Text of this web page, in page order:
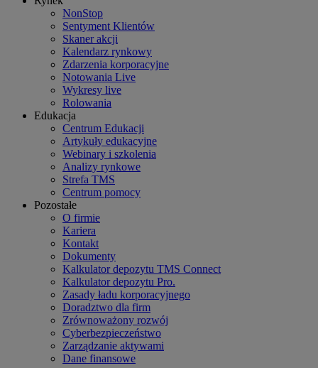
NonStop
Sentyment Klientów
Skaner akcji
Kalendarz rynkowy
Zdarzenia korporacyjne
Notowania Live
Wykresy live
Rolowania
Edukacja
Centrum Edukacji
Artykuły edukacyjne
Webinary i szkolenia
Analizy rynkowe
Strefa TMS
Centrum pomocy
Pozostałe
O firmie
Kariera
Kontakt
Dokumenty
Kalkulator depozytu TMS Connect
Kalkulator depozytu Pro.
Zasady ładu korporacyjnego
Doradztwo dla firm
Zrównoważony rozwój
Cyberbezpieczeństwo
Zarządzanie aktywami
Dane finansowe